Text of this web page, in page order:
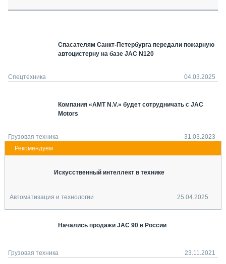
СТАТЬИ ПО КАТЕГОРИЯМ ТЕХНИКИ
Спасателям Санкт-Петербурга передали пожарную
автоцистерну на базе JAC N120
Спецтехника 04.03.2025
Компания «АМТ N.V.» будет сотрудничать с JAC
Motors
Грузовая техника 31.03.2023
Искусственный интеллект в технике
Автоматизация и технологии 25.04.2025
Начались продажи JAC 90 в России
Грузовая техника 23.11.2021